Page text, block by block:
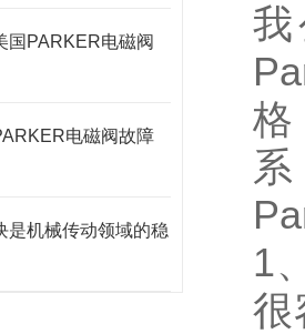
国PARKER电磁阀
电磁阀故障
是机械传动领域的稳
格
系
1
很